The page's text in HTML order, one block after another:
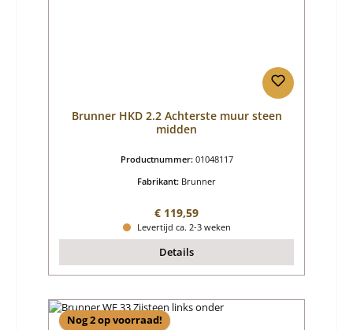
Brunner HKD 2.2 Achterste muur steen
midden
Productnummer: 01048117
Fabrikant: Brunner
Normale prijs:
€ 119,59
Levertijd ca. 2-3 weken
Details
Nog 2 op voorraad!